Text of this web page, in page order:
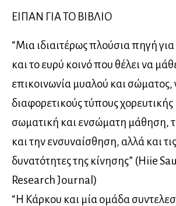
ΕΙΠΑΝ ΓΙΑ ΤΟ ΒΙΒΛΙΟ
“Μια ιδιαιτέρως πλούσια πηγή για
και το ευρύ κοινό που θέλει να
επικοινωνία μυαλού και σώματος,
διαφορετικούς τύπους χορευτικής
σωματική και ενσώματη μάθηση,
και την ενσυναίσθηση, αλλά και
δυνατότητες της κίνησης” (Hiie
Research Journal)
“Η Κάρκου και μία ομάδα